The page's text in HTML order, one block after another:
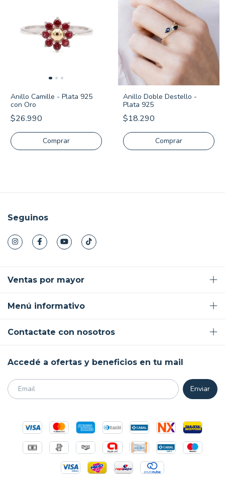
Anillo Camille - Plata 925
con Oro
$26.990
Comprar
Anillo Doble Destello -
Plata 925
$18.290
Comprar
Seguinos
Ventas por mayor
Menú informativo
Contactate con nosotros
Accedé a ofertas y beneficios en tu mail